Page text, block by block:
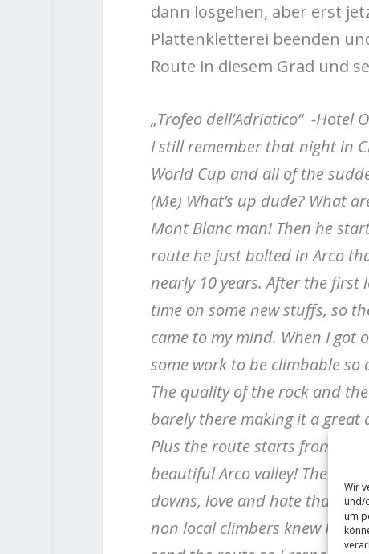
Wir
und/
um
dann losgehen, aber erst
Plattenkletterei beenden
Route in diesem Grad und
„Trofeo dell’Adriatico“ -Hotel
I still remember that night in
World Cup and all of the
(Me) What’s up dude? What
Mont Blanc man! Then he
route he just bolted in Arco
nearly 10 years. After the first
time on some new stuffs, so
came to my mind. When I got
some work to be climbable so
The quality of the rock and
barely there making it a great
Plus the route starts from a
beautiful Arco valley! The
downs, love and hate that
non local climbers knew I